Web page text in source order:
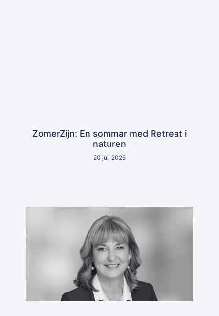
ZomerZijn: En sommar med Retreat i
naturen
20 juli 2026